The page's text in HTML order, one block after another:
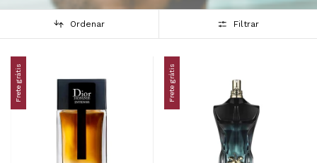
Ordenar Filtrar
Frete grátis Frete grátis